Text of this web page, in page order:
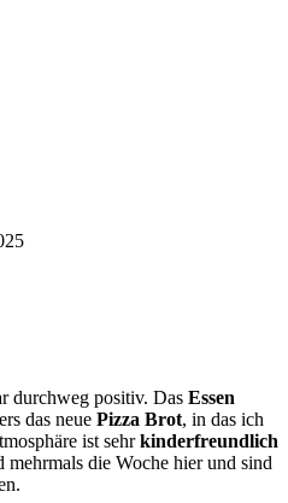
durchweg positiv. Das Essen
das neue Pizza Brot, in das ich
ist sehrkinderfreundlich
mehrmals die Woche hier und sind